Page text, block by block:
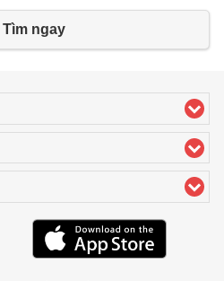
Tìm ngay
contents
contents